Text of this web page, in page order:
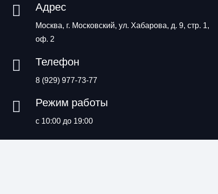
Адрес
Москва, г. Московский, ул. Хабарова, д. 9, стр. 1,
оф. 2
Телефон
8 (929) 977-73-77
Режим работы
с 10:00 до 19:00